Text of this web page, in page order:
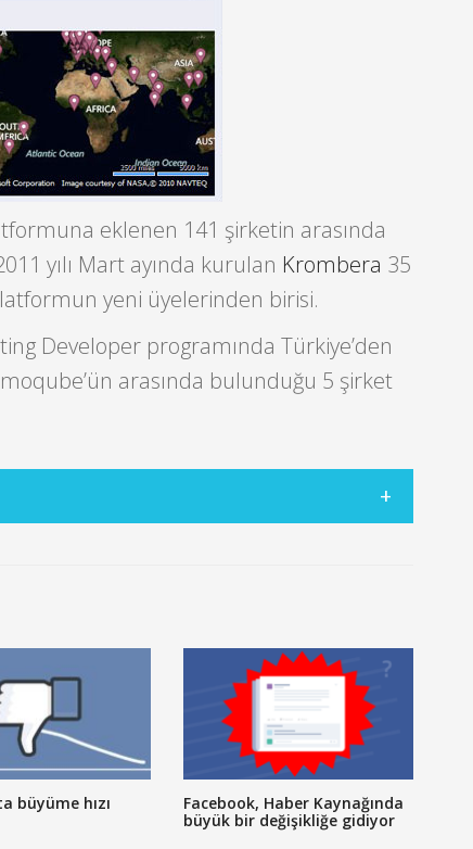
eklenen 141 şirketin arasında
yılı Mart ayında kurulan Krombera 35
yeni üyelerinden birisi.
Developer programında Türkiye’den
arasında bulunduğu 5 şirket
büyüme hızı
Facebook, Haber Kaynağında
büyük bir değişikliğe gidiyor